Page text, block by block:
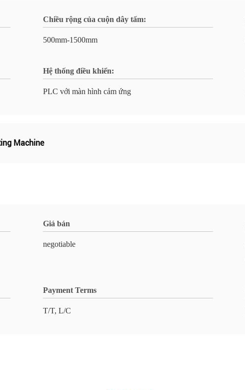
Chiều rộng của cuộn dây tấm:
500mm-1500mm
Hệ thống điều khiển:
PLC với màn hình cảm ứng
Machine
Giá bán
negotiable
Payment Terms
T/T, L/C